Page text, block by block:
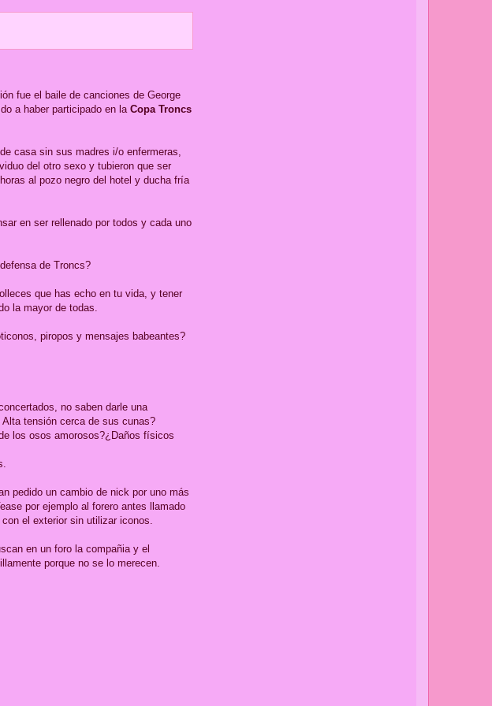
fue el baile de canciones de George
a haber participado en la Copa Troncs
casa sin sus madres i/o enfermeras,
del otro sexo y tubieron que ser
al pozo negro del hotel y ducha fría
en ser rellenado por todos y cada uno
de Troncs?
que has echo en tu vida, y tener
la mayor de todas.
piropos y mensajes babeantes?
no saben darle una
tensión cerca de sus cunas?
los osos amorosos?¿Daños físicos
pedido un cambio de nick por uno más
por ejemplo al forero antes llamado
el exterior sin utilizar iconos.
en un foro la compañia y el
porque no se lo merecen.